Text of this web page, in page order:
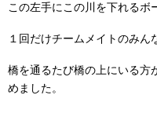
この左手にこの川を下れるボ
１回だけチームメイトのみん
橋を通るたび橋の上にいる方
めました。